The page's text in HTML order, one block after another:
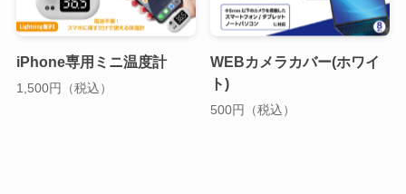
iPhone専用ミニ温度計
1,500円（税込）
WEBカメラカバー(ホワイ
ト)
500円（税込）